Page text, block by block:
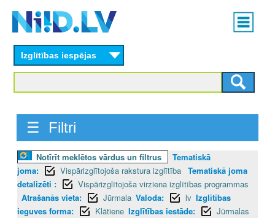
content
Main
menu
Izglītības iespējas
☰ Filtri
Notīrīt meklētos vārdus un filtrus
Tematiskā
joma:
Vispārizglītojoša rakstura izglītība Tematiskā joma
detalizēti :
Vispārizglītojoša virziena izglītības programmas
Atrašanās vieta:
Jūrmala Valoda: lv Izglītības
ieguves forma:
Klātiene Izglītības iestāde:
Jūrmalas